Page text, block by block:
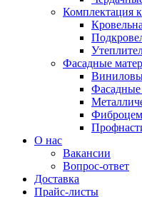
Комплектация
Фасадные
Фасадные
О нас
Вакансии
Вопрос-ответ
Доставка
Прайс-листы